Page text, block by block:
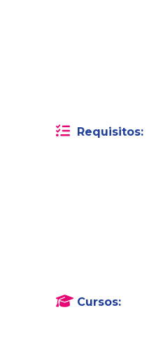
Requisitos:
Cursos: